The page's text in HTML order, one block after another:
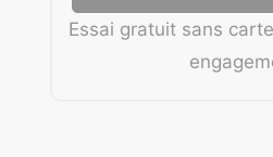
Essai gratuit sans